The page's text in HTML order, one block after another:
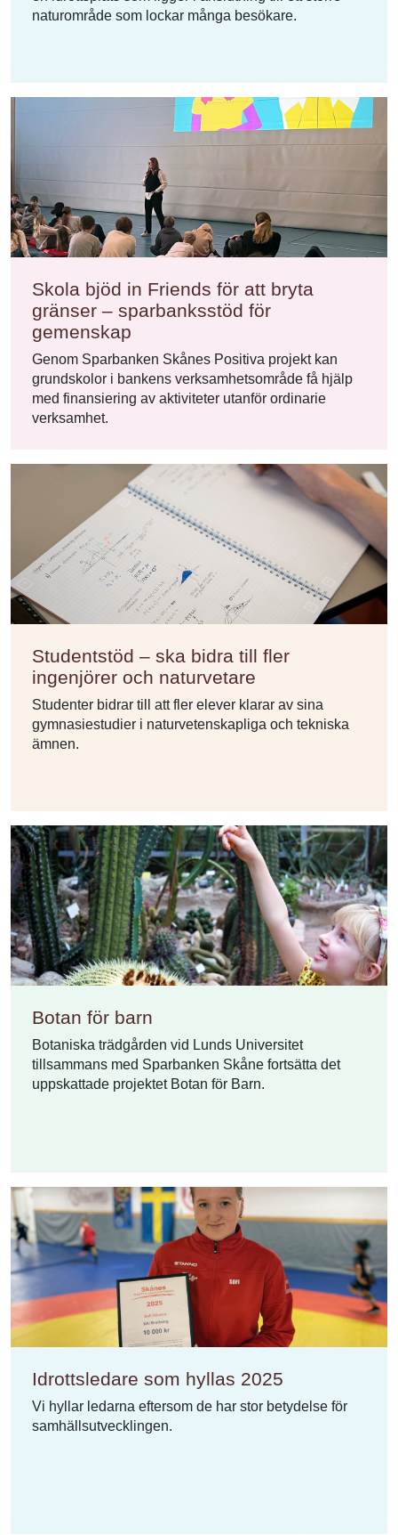
naturområde som lockar många besökare.
Skola bjöd in Friends för att bryta
gränser – sparbanksstöd för
gemenskap
Genom Sparbanken Skånes Positiva projekt kan
grundskolor i bankens verksamhetsområde få hjälp
med finansiering av aktiviteter utanför ordinarie
verksamhet.
Studentstöd – ska bidra till fler
ingenjörer och naturvetare
Studenter bidrar till att fler elever klarar av sina
gymnasiestudier i naturvetenskapliga och tekniska
ämnen.
Botan för barn
Botaniska trädgården vid Lunds Universitet
tillsammans med Sparbanken Skåne fortsätta det
uppskattade projektet Botan för Barn.
Idrottsledare som hyllas 2025
Vi hyllar ledarna eftersom de har stor betydelse för
samhällsutvecklingen.